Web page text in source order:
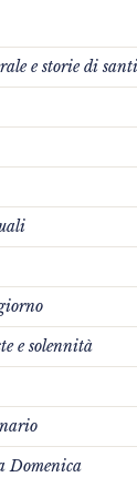
e storie di
e solennità
Domenica